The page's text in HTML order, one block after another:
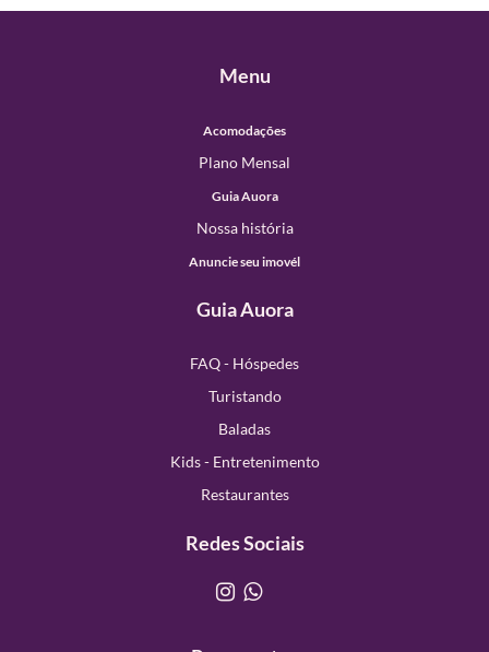
Menu
Acomodações
Plano Mensal
Guia Auora
Nossa história
Anuncie seu imovél
Guia Auora
FAQ - Hóspedes
Turistando
Baladas
Kids - Entretenimento
Restaurantes
Redes Sociais